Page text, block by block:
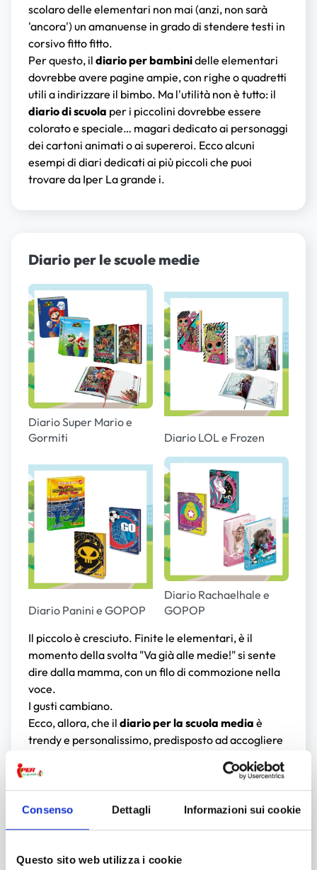
Consenso Dettagli Informazioni sui cookie
Questo sito web utilizza i cookie
scolaro delle elementari non mai (anzi, non sarà
'ancora') un amanuense in grado di stendere testi in
corsivo fitto fitto.
Per questo, il diario per bambinidelle elementari
dovrebbe avere pagine ampie, con righe o quadretti
utili a indirizzare il bimbo. Ma l'utilità non è tutto: il
diario di scuola per i piccolini dovrebbe essere
colorato e speciale… magari dedicato ai personaggi
dei cartoni animati o ai supereroi. Ecco alcuni
esempi di diari dedicati ai più piccoli che puoi
trovare da Iper La grande i.
Diario per le scuole medie
Diario Super Mario e
Gormiti
Diario LOL e Frozen
Diario Panini e GOPOP
Diario Rachaelhale e
GOPOP
Il piccolo è cresciuto. Finite le elementari, è il
momento della svolta "Va già alle medie!" si sente
dire dalla mamma, con un filo di commozione nella
voce.
I gusti cambiano.
Ecco, allora, che il diario per la scuola media è
trendy e personalissimo, predisposto ad accogliere
allora, ai diari scolastici con pagine 'free' - da
riempire a volontà - e contenuti divertenti - di cui
ridere con i compagni.Ecco alcuni esempi di diari
Un passo in più. Il bambino è un ragazzo, e le medie